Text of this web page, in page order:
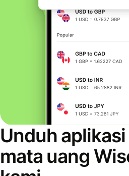
Unduh
mata uang